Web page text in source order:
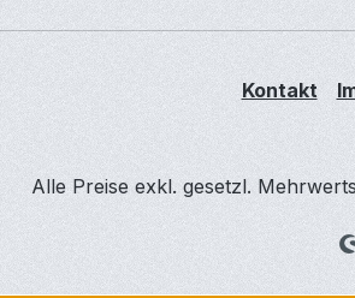
Kontakt
Alle Preise exkl. gesetzl.